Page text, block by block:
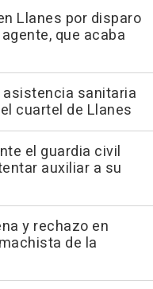
Llanes por disparo
que acaba
sanitaria
cuartel de Llanes
el guardia civil
auxiliar a su
y rechazo en
de la